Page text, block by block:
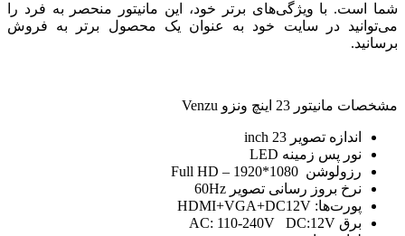
شما است. با ویژگی‌های برتر خود، این مانیتور منحصر به فرد را
می‌توانید در سایت خود به عنوان یک محصول برتر به فروش
برسانید.
مشخصات مانیتور 23 اینچ ونزو Venzu
اندازه تصویر 23 inch
نور پس زمینه LED
رزولوشن 1080*1920 – Full HD
نرخ بروز رسانی تصویر 60Hz
پورت‌ها: HDMI+VGA+DC12V
برق AC: 110-240V DC:12V